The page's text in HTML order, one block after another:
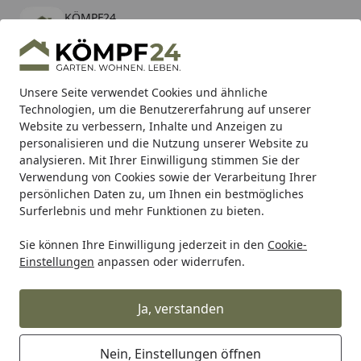
Unsere Seite verwendet Cookies und ähnliche
Technologien, um die Benutzererfahrung auf unserer
Website zu verbessern, Inhalte und Anzeigen zu
personalisieren und die Nutzung unserer Website zu
analysieren. Mit Ihrer Einwilligung stimmen Sie der
Verwendung von Cookies sowie der Verarbeitung Ihrer
persönlichen Daten zu, um Ihnen ein bestmögliches
Surferlebnis und mehr Funktionen zu bieten.
Sie können Ihre Einwilligung jederzeit in den Cookie-
Einstellungen anpassen oder widerrufen.
Ja, verstanden
Nein, Einstellungen öffnen
KÖMPF24
kostenlos - Im App Store
Hotline
Alle Produkte
Mein Konto
Suchen
Karibu Pools inkl. gratis Sandfilteranlage & Pool-
Starterset (Gesamtwert bis 468,99€)
Startseite
Grill Weber Panel LHS 3B Black Genesis (69594)
Weber Panel LHS 3B Black Genesis